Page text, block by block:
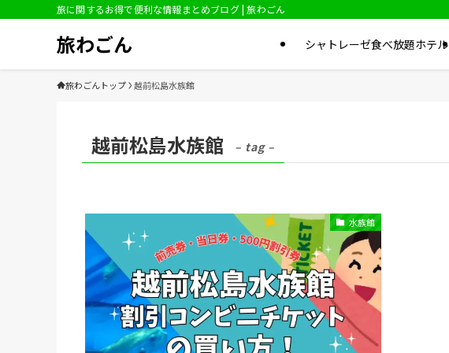
旅に関するお得で便利な情報まとめブログ | 旅わごん
旅わごん シャトレーゼ食べ放題ホテル
旅わごんトップ 越前松島水族館
越前松島水族館 – tag –
水族館